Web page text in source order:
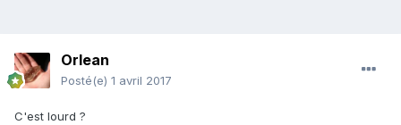
Orlean
Posté(e) 1 avril 2017
C'est lourd ?